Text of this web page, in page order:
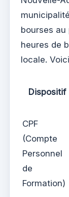
bourses au
heures de
locale.
Dispositif
CPF
(Compte
Personnel
de
Formation)